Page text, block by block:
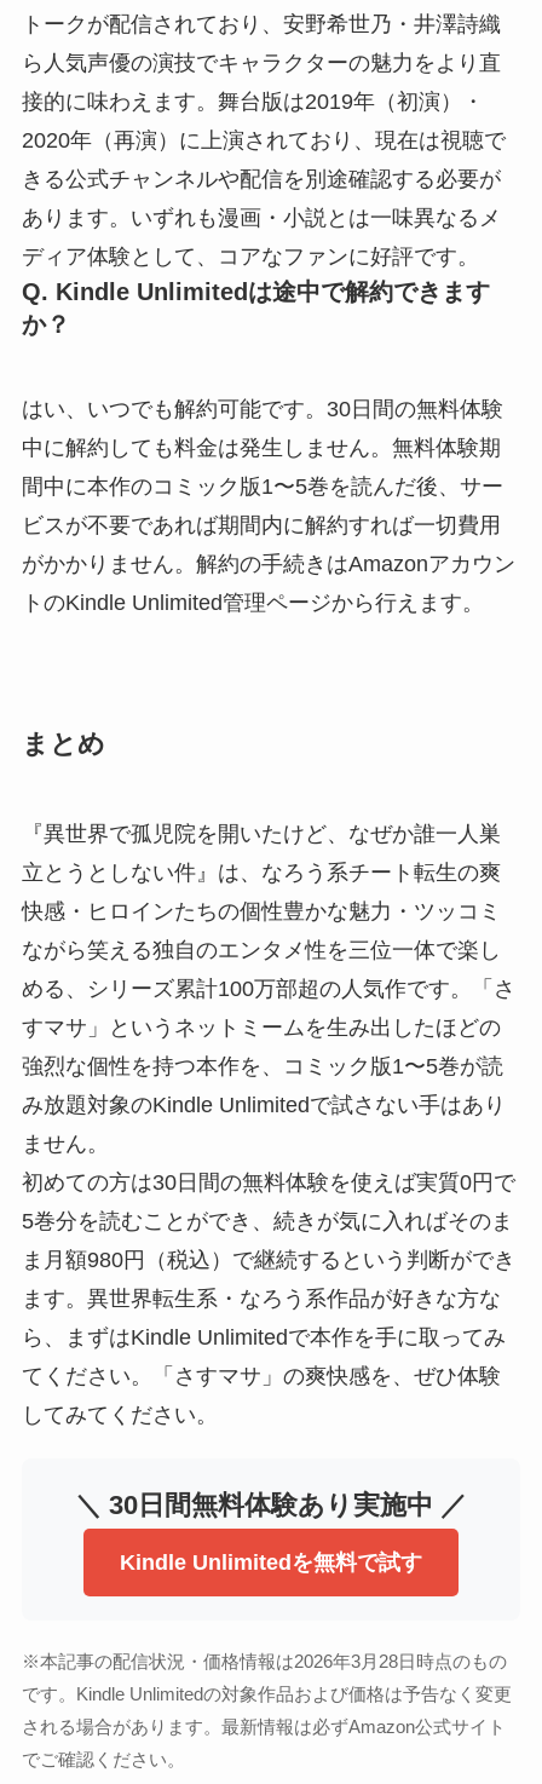
トークが配信されており、安野希世乃・井澤詩織
ら人気声優の演技でキャラクターの魅力をより直
接的に味わえます。舞台版は2019年（初演）・
2020年（再演）に上演されており、現在は視聴で
きる公式チャンネルや配信を別途確認する必要が
あります。いずれも漫画・小説とは一味異なるメ
ディア体験として、コアなファンに好評です。
Q. Kindle Unlimitedは途中で解約できます
か？
はい、いつでも解約可能です。30日間の無料体験
中に解約しても料金は発生しません。無料体験期
間中に本作のコミック版1〜5巻を読んだ後、サー
ビスが不要であれば期間内に解約すれば一切費用
がかかりません。解約の手続きはAmazonアカウン
トのKindle Unlimited管理ページから行えます。
まとめ
『異世界で孤児院を開いたけど、なぜか誰一人巣
立とうとしない件』は、なろう系チート転生の爽
快感・ヒロインたちの個性豊かな魅力・ツッコミ
ながら笑える独自のエンタメ性を三位一体で楽し
める、シリーズ累計100万部超の人気作です。「さ
すマサ」というネットミームを生み出したほどの
強烈な個性を持つ本作を、コミック版1〜5巻が読
み放題対象のKindle Unlimitedで試さない手はあり
ません。
初めての方は30日間の無料体験を使えば実質0円で
5巻分を読むことができ、続きが気に入ればそのま
ま月額980円（税込）で継続するという判断ができ
ます。異世界転生系・なろう系作品が好きな方な
ら、まずはKindle Unlimitedで本作を手に取ってみ
てください。「さすマサ」の爽快感を、ぜひ体験
してみてください。
＼ 30日間無料体験あり実施中 ／
Kindle Unlimitedを無料で試す
※本記事の配信状況・価格情報は2026年3月28日時点のもの
です。Kindle Unlimitedの対象作品および価格は予告なく変更
される場合があります。最新情報は必ずAmazon公式サイト
でご確認ください。